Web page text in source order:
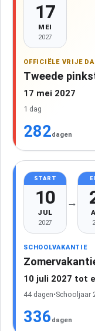
17
MEI
2027
OFFICIËLE VRIJE
Tweede
17 mei 2027
1 dag
282dagen
START
10
JUL
2027
→
SCHOOLVAKANTIE
10 juli 2027 tot
44 dagen•Schooljaar
336 dagen